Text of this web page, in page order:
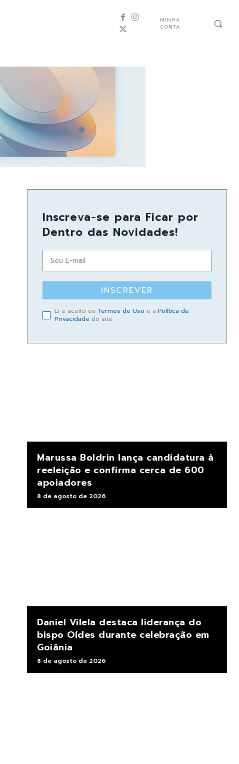
MINHA
CONTA
Inscreva-se para Ficar por
Dentro das Novidades!
INSCREVER
Li e aceito os Termos de Uso e a Política de
Privacidade do site.
Marussa Boldrin lança candidatura à
reeleição e confirma cerca de 600
apoiadores
8 de agosto de 2026
Daniel Vilela destaca liderança do
bispo Oídes durante celebração em
Goiânia
8 de agosto de 2026